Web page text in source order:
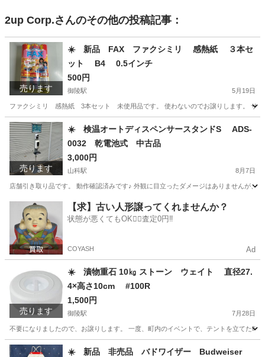
2up Corp.さんのその他の投稿記事：
売ります
☀️ 新品 FAX ファクシミリ 感熱紙 ３本セ
ット B4 0.5インチ
500円
御陵駅 5月19日
ファクシミリ 感熱紙 3本セット 未使用品です。 使わないのでお譲りします。 サ
京都 京都市 御陵駅 生活雑貨 感熱紙
売ります
☀️ 検温オートディスペンサースタンドS ADS-
0032 乾電池式 中古品
3,000円
山科駅 8月7日
店舗引き取り品です。 動作確認済みです♪ 外観に目立ったダメージはありませんが
京都市 山科駅 その他 商品
【求】古い人形譲ってくれませんか？
状態が悪くてもOK🙆‍♀️査定0円‼️
COYASH Ad
売ります
☀️ 漬物重石 10㎏ ストーン ウェイト 直径27.
4×高さ10cm #100R
1,500円
御陵駅 7月28日
不要になりましたので、お譲りします。 一度、町内のイベントで、テントを立てた
京都 京都市 御陵駅 その他 重石
☀️ 新品 非売品 バドワイザー Budweiser